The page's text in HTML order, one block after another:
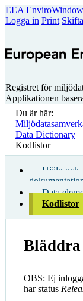
EEA
Logga in Print
Registret för
Applikationen
Du är här:
Data Dictionary
Kodlistor
Hjälp och
Data
Kodlistor
OBS: Ej
har status